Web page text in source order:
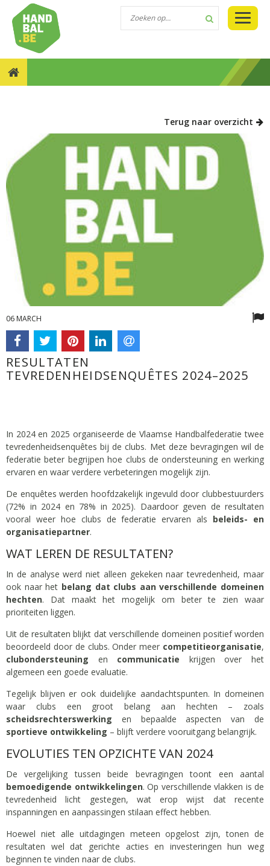
Terug naar overzicht
06 MARCH
RESULTATEN
TEVREDENHEIDSENQUÊTES 2024–2025
In 2024 en 2025 organiseerde de Vlaamse Handbalfederatie twee
tevredenheidsenquêtes bij de clubs. Met deze bevragingen wil de
federatie beter begrijpen hoe clubs de ondersteuning en werking
ervaren en waar verdere verbeteringen mogelijk zijn.
De enquêtes werden hoofdzakelijk ingevuld door clubbestuurders
(72% in 2024 en 78% in 2025). Daardoor geven de resultaten
vooral weer hoe clubs de federatie ervaren als beleids- en
organisatiepartner.
WAT LEREN DE RESULTATEN?
In de analyse werd niet alleen gekeken naar tevredenheid, maar
ook naar het belang dat clubs aan verschillende domeinen
hechten. Dat maakt het mogelijk om beter te zien waar
prioriteiten liggen.
Uit de resultaten blijkt dat verschillende domeinen positief worden
beoordeeld door de clubs. Onder meer competitieorganisatie,
clubondersteuning en communicatie krijgen over het
algemeen een goede evaluatie.
Tegelijk blijven er ook duidelijke aandachtspunten. In domeinen
waar clubs een groot belang aan hechten – zoals
scheidsrechterswerking en bepaalde aspecten van de
sportieve ontwikkeling – blijft verdere vooruitgang belangrijk.
EVOLUTIES TEN OPZICHTE VAN 2024
De vergelijking tussen beide bevragingen toont een aantal
bemoedigende ontwikkelingen. Op verschillende vlakken is de
tevredenheid licht gestegen, wat erop wijst dat recente
inspanningen en aanpassingen stilaan effect hebben.
Hoewel niet alle uitdagingen meteen opgelost zijn, tonen de
resultaten wel dat gerichte acties en investeringen hun weg
beginnen te vinden naar de clubs.